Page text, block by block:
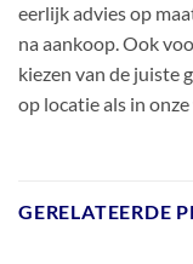
eerlijk advies op
na aankoop. Ook
kiezen van de juiste
op locatie als in
GERELATEERDE